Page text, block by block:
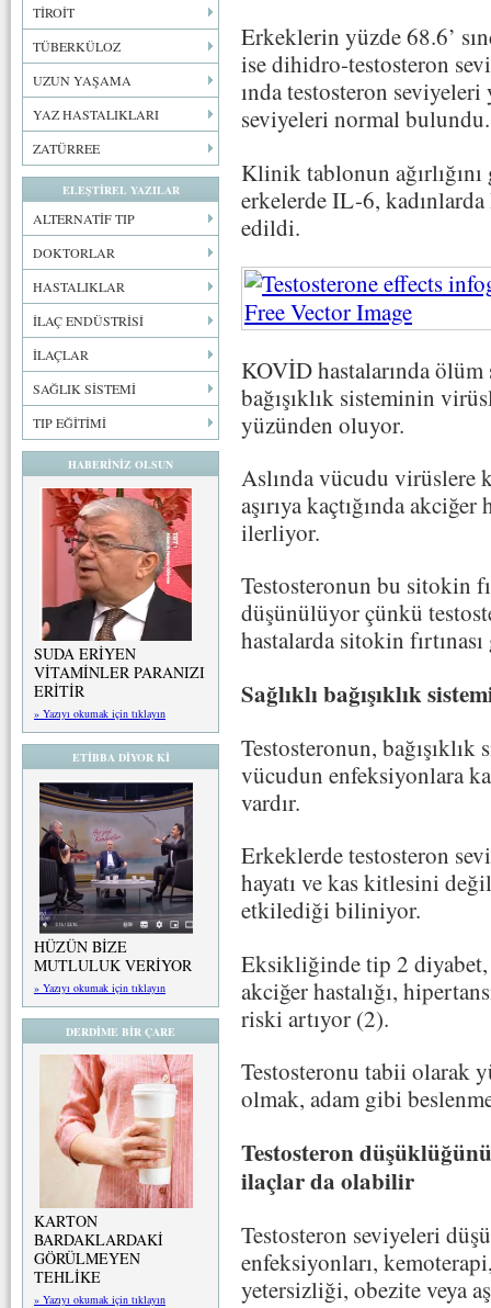
TİROİT
TÜBERKÜLOZ
UZUN YAŞAMA
YAZ HASTALIKLARI
ZATÜRREE
ELEŞTİREL YAZILAR
ALTERNATİF TIP
DOKTORLAR
HASTALIKLAR
İLAÇ ENDÜSTRİSİ
İLAÇLAR
SAĞLIK SİSTEMİ
TIP EĞİTİMİ
HABERİNİZ OLSUN
SUDA ERİYEN
VİTAMİNLER PARANIZI
ERİTİR
» Yazıyı okumak için tıklayın
ETİBBA DİYOR Kİ
HÜZÜN BİZE
MUTLULUK VERİYOR
» Yazıyı okumak için tıklayın
DERDİME BİR ÇARE
KARTON
BARDAKLARDAKİ
GÖRÜLMEYEN
TEHLİKE
» Yazıyı okumak için tıklayın
Erkeklerin yüzde 68.6’
ise dihidro-testosteron
ında testosteron
seviyeleri normal bulundu.
Klinik tablonun
erkelerde IL-6,
edildi.
KOVİD hastalarında ölüm
bağışıklık sisteminin
yüzünden oluyor.
Aslında vücudu virüslere
aşırıya kaçtığında
ilerliyor.
Testosteronun bu sitokin
düşünülüyor çünkü
hastalarda sitokin
Sağlıklı bağışıklık
Testosteronun, bağışıklık
vücudun enfeksiyonlara
vardır.
Erkeklerde testosteron
hayatı ve kas kitlesini
etkilediği biliniyor.
Eksikliğinde tip 2 diyabet,
akciğer hastalığı,
riski artıyor (2).
Testosteronu tabii olarak
olmak, adam gibi
Testosteron
ilaçlar da olabilir
Testosteron seviyeleri
enfeksiyonları,
yetersizliği, obezite veya